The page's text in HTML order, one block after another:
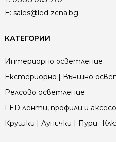
Кинетичните ключове са
електроуреди, без нужда от
или поддръжка. Те
генерирана при натискане
радиосигнал към съвместим
избор за всеки модерен дом,
важно да се запази
E: sales@led-zona.bg
КАТЕГОРИИ
Интериорно осветление
Екстериорно | Външно
Релсово осветление
LED ленти, профили и
Крушки | Лунички | Пури